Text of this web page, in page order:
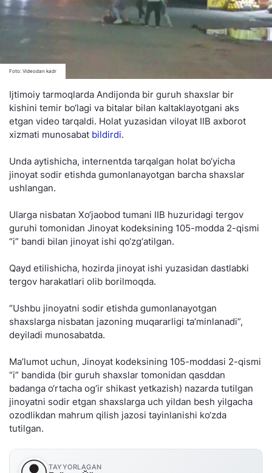
Foto: Videodan kadr
Ijtimoiy tarmoqlarda Andijonda bir guruh shaxslar bir
kishini temir bo‘lagi va bitalar bilan kaltaklayotgani aks
etgan video tarqaldi. Holat yuzasidan viloyat IIB axborot
xizmati munosabat bildirdi.
Unda aytishicha, internentda tarqalgan holat bo‘yicha
jinoyat sodir etishda gumonlanayotgan barcha shaxslar
ushlangan.
Ularga nisbatan Xo‘jaobod tumani IIB huzuridagi tergov
guruhi tomonidan Jinoyat kodeksining 105-modda 2-qismi
“i” bandi bilan jinoyat ishi qo‘zg‘atilgan.
Qayd etilishicha, hozirda jinoyat ishi yuzasidan dastlabki
tergov harakatlari olib borilmoqda.
“Ushbu jinoyatni sodir etishda gumonlanayotgan
shaxslarga nisbatan jazoning muqararligi ta’minlanadi”,
deyiladi munosabatda.
Ma’lumot uchun, Jinoyat kodeksining 105-moddasi 2-qismi
“i” bandida (bir guruh shaxslar tomonidan qasddan
badanga o‘rtacha og‘ir shikast yetkazish) nazarda tutilgan
jinoyatni sodir etgan shaxslarga uch yildan besh yilgacha
ozodlikdan mahrum qilish jazosi tayinlanishi ko‘zda
tutilgan.
TAYYORLAGAN